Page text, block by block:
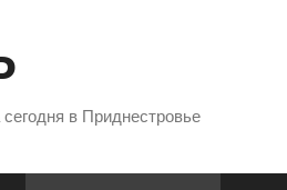
в Приднестровье